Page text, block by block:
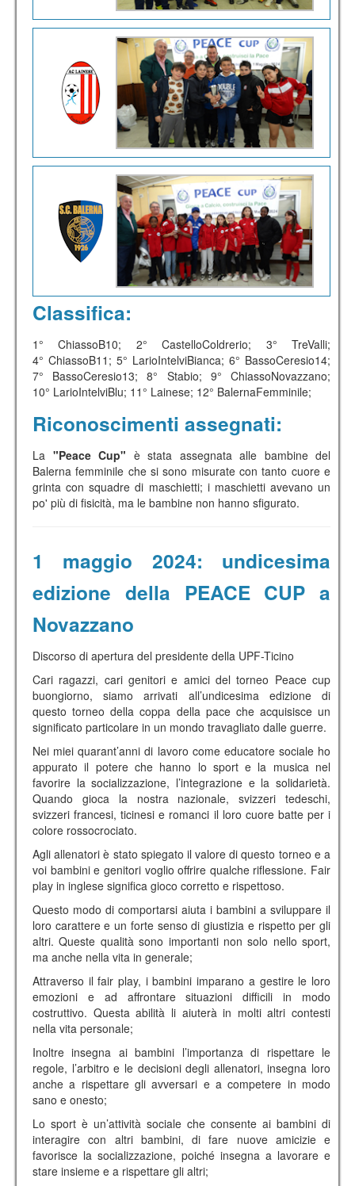
Classifica:
1° ChiassoB10; 2° CastelloColdrerio; 3° TreValli;
4° ChiassoB11; 5° LarioIntelviBianca; 6° BassoCeresio14;
7° BassoCeresio13; 8° Stabio; 9° ChiassoNovazzano;
10° LarioIntelviBlu; 11° Lainese; 12° BalernaFemminile;
Riconoscimenti assegnati:
La "Peace Cup" è stata assegnata alle bambine del
Balerna femminile che si sono misurate con tanto cuore e
grinta con squadre di maschietti; i maschietti avevano un
po' più di fisicità, ma le bambine non hanno sfigurato.
1 maggio 2024: undicesima
edizione della PEACE CUP a
Novazzano
Discorso di apertura del presidente della UPF-Ticino
Cari ragazzi, cari genitori e amici del torneo Peace cup
buongiorno, siamo arrivati all’undicesima edizione di
questo torneo della coppa della pace che acquisisce un
significato particolare in un mondo travagliato dalle guerre.
Nei miei quarant’anni di lavoro come educatore sociale ho
appurato il potere che hanno lo sport e la musica nel
favorire la socializzazione, l’integrazione e la solidarietà.
Quando gioca la nostra nazionale, svizzeri tedeschi,
svizzeri francesi, ticinesi e romanci il loro cuore batte per i
colore rossocrociato.
Agli allenatori è stato spiegato il valore di questo torneo e a
voi bambini e genitori voglio offrire qualche riflessione. Fair
play in inglese significa gioco corretto e rispettoso.
Questo modo di comportarsi aiuta i bambini a sviluppare il
loro carattere e un forte senso di giustizia e rispetto per gli
altri. Queste qualità sono importanti non solo nello sport,
ma anche nella vita in generale;
Attraverso il fair play, i bambini imparano a gestire le loro
emozioni e ad affrontare situazioni difficili in modo
costruttivo. Questa abilità li aiuterà in molti altri contesti
nella vita personale;
Inoltre insegna ai bambini l’importanza di rispettare le
regole, l’arbitro e le decisioni degli allenatori, insegna loro
anche a rispettare gli avversari e a competere in modo
sano e onesto;
Lo sport è un’attività sociale che consente ai bambini di
interagire con altri bambini, di fare nuove amicizie e
favorisce la socializzazione, poiché insegna a lavorare e
stare insieme e a rispettare gli altri;